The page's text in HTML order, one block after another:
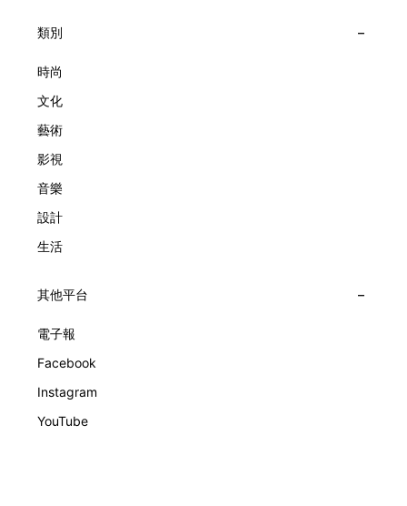
登更多漫畫作品，以二十世紀的美國為例，每天便有二百多個
羅拉多河一帶的原住民族——祖尼人。除了傳統的陶瓷藝術以
（NAVAJO）身上學習到製銀工藝，並逐漸掌握到寶石鑲嵌的
代，祖尼銀匠的製銀手藝仍然世代相傳，不過在民族、宗教色
彩作品以外，他們又嘗試打造更能迎合市場品味的設計，並於
六七十年代期間，先後以他們擅長的INLAY TECHNIQUE製作
出卡通人物銀飾，除米奇以外，比較罕見的還有SNOOPY飾
類別
時尚
文化
藝術
影視
音樂
設計
生活
其他平台
電子報
Facebook
Instagram
YouTube